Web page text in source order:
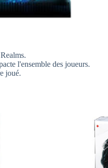
l'ensemble des joueurs.
joué.